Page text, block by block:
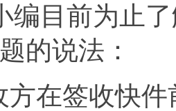
编目前为止
的说法：
方在签收快